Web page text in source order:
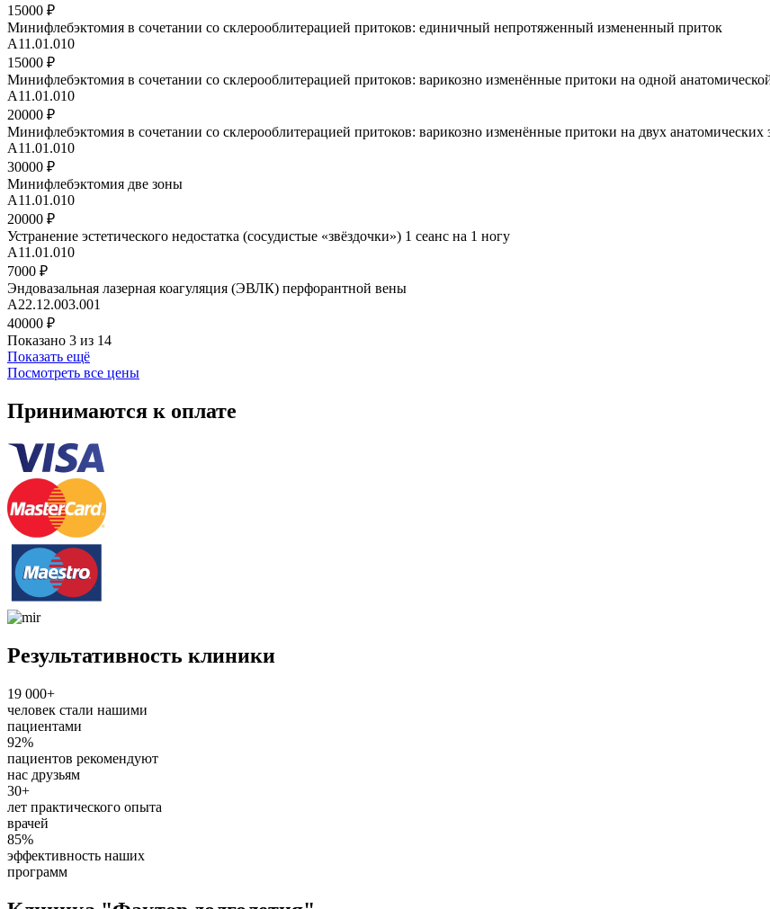
15000 ₽
Минифлебэктомия в сочетании со склерооблитерацией притоков: единичный непротяженный измененный приток
А11.01.010
15000 ₽
Минифлебэктомия в сочетании со склерооблитерацией притоков: варикозно изменённые притоки на одной
А11.01.010
20000 ₽
Минифлебэктомия в сочетании со склерооблитерацией притоков: варикозно изменённые притоки на двух анатомических
А11.01.010
30000 ₽
Минифлебэктомия две зоны
А11.01.010
20000 ₽
Устранение эстетического недостатка (сосудистые «звёздочки») 1 сеанс на 1 ногу
А11.01.010
7000 ₽
Эндовазальная лазерная коагуляция (ЭВЛК) перфорантной вены
А22.12.003.001
40000 ₽
Показано 3 из 14
Показать ещё
Посмотреть все цены
Принимаются к оплате
Результативность клиники
19 000+
человек стали нашими
пациентами
92%
пациентов рекомендуют
нас друзьям
30+
лет практического опыта
врачей
85%
эффективность наших
программ